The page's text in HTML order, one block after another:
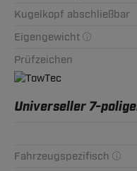
Kugelkopf abschließbar
Eigengewicht
Prüfzeichen
Universeller 7-
Fahrzeugspezifisch